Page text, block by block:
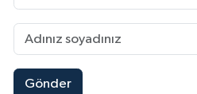
Gönder